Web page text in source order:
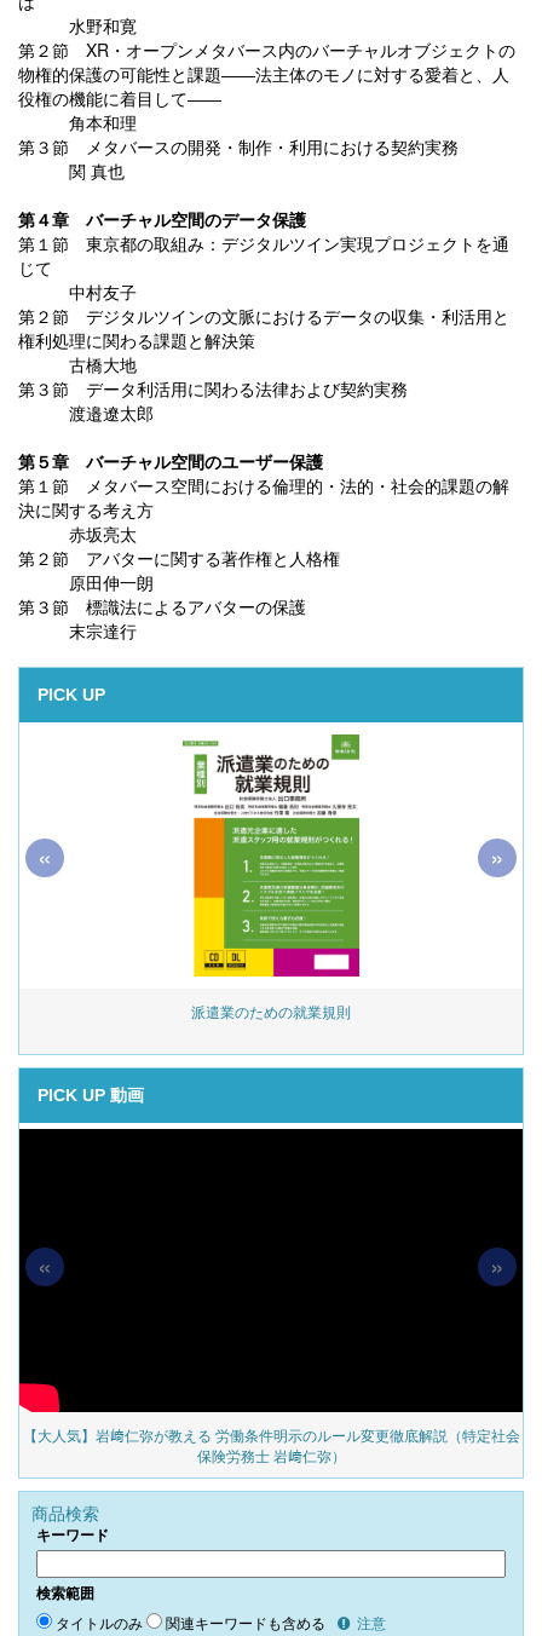
水野和寛
第２節 XR・オープンメタバース内のバーチャルオブジェクトの
物権的保護の可能性と課題――法主体のモノに対する愛着と、人
役権の機能に着目して――
角本和理
第３節 メタバースの開発・制作・利用における契約実務
関 真也
第４章 バーチャル空間のデータ保護
第１節 東京都の取組み：デジタルツイン実現プロジェクトを通
じて
中村友子
第２節 デジタルツインの文脈におけるデータの収集・利活用と
権利処理に関わる課題と解決策
古橋大地
第３節 データ利活用に関わる法律および契約実務
渡邉遼太郎
第５章 バーチャル空間のユーザー保護
第１節 メタバース空間における倫理的・法的・社会的課題の解
決に関する考え方
赤坂亮太
第２節 アバターに関する著作権と人格権
原田伸一朗
第３節 標識法によるアバターの保護
末宗達行
PICK UP
派遣業のための就業規則
« »
PICK UP 動画
【大人気】岩﨑仁弥が教える 労働条件明示のルール変更徹底解説（特定社会
保険労務士 岩﨑仁弥）
« »
商品検索
キーワード
検索範囲
タイトルのみ 関連キーワードも含める 注意